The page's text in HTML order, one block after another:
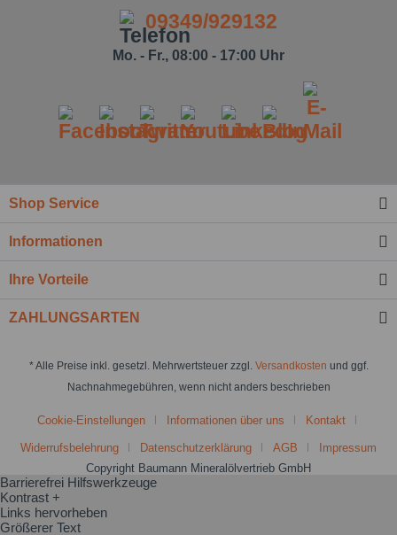
09349/929132
Mo. - Fr., 08:00 - 17:00 Uhr
Shop Service
Informationen
Ihre Vorteile
ZAHLUNGSARTEN
* Alle Preise inkl. gesetzl. Mehrwertsteuer zzgl. Versandkosten und ggf.
Nachnahmegebühren, wenn nicht anders beschrieben
Cookie-Einstellungen Informationen über uns Kontakt
Widerrufsbelehrung Datenschutzerklärung AGB
Impressum
Copyright Baumann Mineralölvertrieb GmbH
Barrierefrei Hilfswerkzeuge
Kontrast +
Links hervorheben
Größerer Text